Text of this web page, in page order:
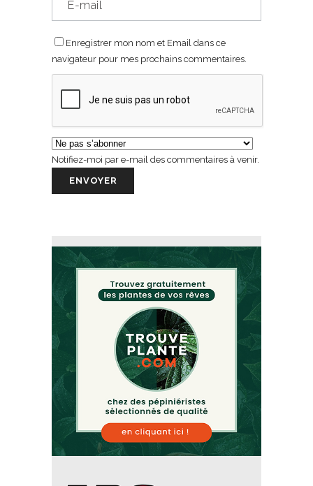
Enregistrer mon nom et Email dans ce
navigateur pour mes prochains commentaires.
Notifiez-moi par e-mail des commentaires à venir.